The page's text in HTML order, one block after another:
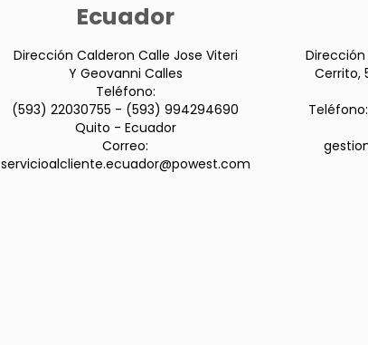
Ecuador
Dirección Calderon Calle Jose Viteri
Y Geovanni Calles
Teléfono:
(593) 22030755 - (593) 994294690
Quito - Ecuador
Correo:
servicioalcliente.ecuador@powest.com
Dirección
Cerrito,